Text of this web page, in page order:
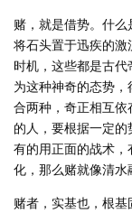
赌，就是借势。什么
将石头置于迅疾的激
时机，这些都是古
为这种神奇的态势
合两种，奇正相互
的人，要根据一定的
有的用正面的战术
化，那么赌就像清水
赌者，实基也，根